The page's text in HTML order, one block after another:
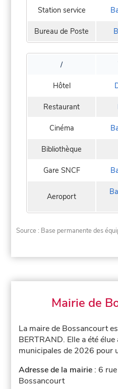
Station service
Bureau de Poste
/
Hôtel
Restaurant
Cinéma
Bibliothèque
Gare SNCF
Aeroport
Source : Base permanente des
Mairie de
La maire de Bossancourt
BERTRAND. Elle a été
municipales de 2026 pour
Adresse de la mairie : 6
Bossancourt